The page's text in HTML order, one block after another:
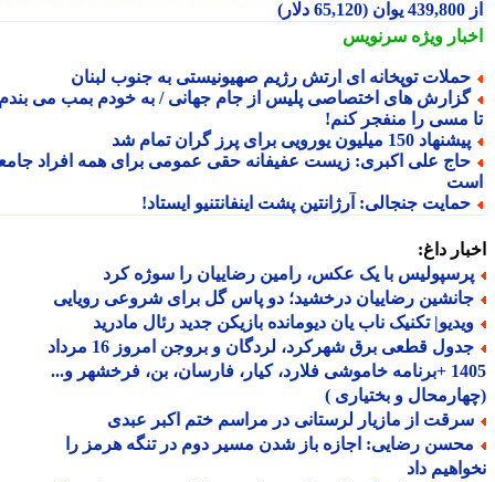
ویژهسرنویس
توپخانه ای ارتش رژیم صهیونیستی به جنوب لبنان
های اختصاصی پلیس از جام جهانی / به خودم بمب می بندم
مسی را منفجر کنم!
150 میلیون یورویی برای پرز گران تمام شد
علی اکبری: زیست عفیفانه حقی عمومی برای همه افراد جامعه
جنجالی: آرژانتین پشت اینفانتنیو ایستاد!
داغ:
با یک عکس، رامین رضاییان را سوژه کرد
رضاییان درخشید؛ دو پاس گل برای شروعی رویایی
تکنیک ناب یان دیومانده بازیکن جدید رئال مادرید
جدول قطعی برق شهرکرد، لردگان و بروجن امروز 16 مرداد
1405 +برنامه خاموشی فلارد، کیار، فارسان، بن، فرخشهر و...
و بختیاری )
از مازیار لرستانی در مراسم ختم اکبر عبدی
رضایی: اجازه باز شدن مسیر دوم در تنگه هرمز را
داد